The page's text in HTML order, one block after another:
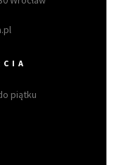
piątku